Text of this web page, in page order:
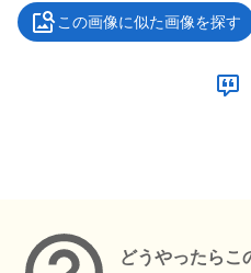
この画像に似た画像を探す
どうやったらこ